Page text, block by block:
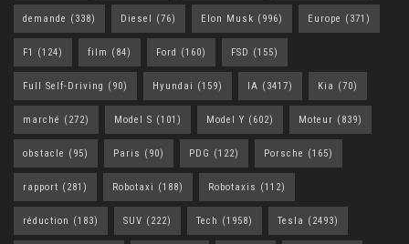
demande (338) Diesel (76) Elon Musk (996) Europe (371)
F1 (124) film (84) Ford (160) FSD (155)
Full Self-Driving (90) Hyundai (159) IA (3417) Kia (70)
marché (272) Model S (101) Model Y (602) Moteur (839)
obstacle (95) Paris (90) PDG (122) Porsche (165)
rapport (281) Robotaxi (188) Robotaxis (112)
réduction (183) SUV (222) Tech (1958) Tesla (2493)